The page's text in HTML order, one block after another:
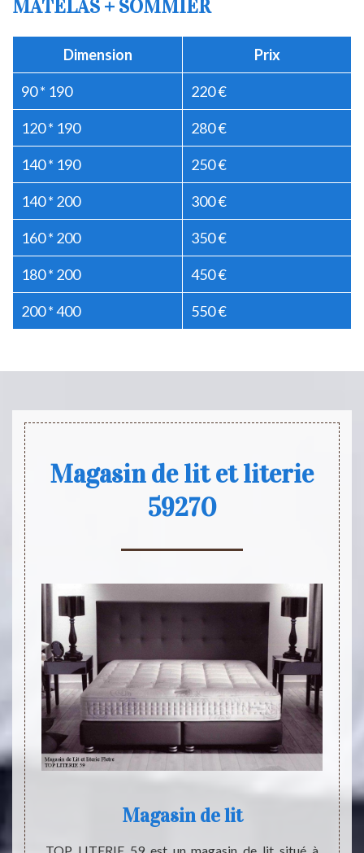
MATELAS + SOMMIER
Dimension Prix
90 * 190 220 €
120 * 190 280 €
140 * 190 250 €
140 * 200 300 €
160 * 200 350 €
180 * 200 450 €
200 * 400 550 €
Magasin de lit et literie
59270
Magasin de lit